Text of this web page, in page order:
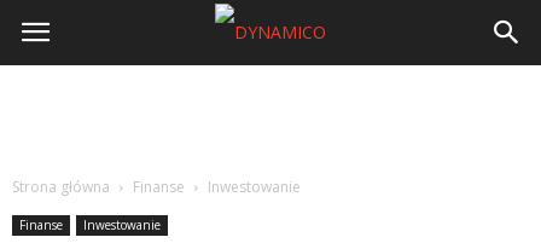
Strona główna Finanse Inwestowanie
Finanse Inwestowanie